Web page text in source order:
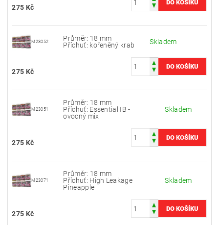
275 Kč
M23052
Průměr: 18 mm
Příchuť: kořeněný krab
Skladem
275 Kč
M23051
Průměr: 18 mm
Příchuť: Essential IB -
ovocný mix
Skladem
275 Kč
M23071
Průměr: 18 mm
Příchuť: High Leakage
Pineapple
Skladem
275 Kč